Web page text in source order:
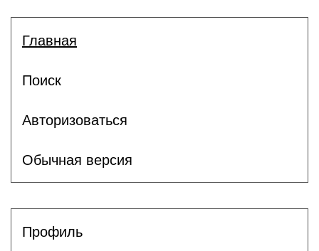
Главная
Поиск
Авторизоваться
Обычная версия
Профиль